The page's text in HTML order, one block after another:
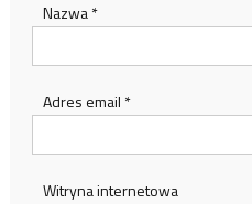
Nazwa*
Adres email *
Witryna internetowa